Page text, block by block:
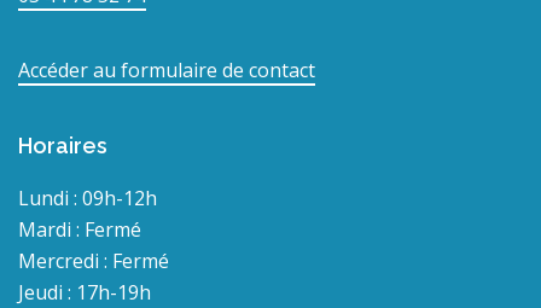
Accéder au formulaire de contact
Horaires
Lundi : 09h-12h
Mardi : Fermé
Mercredi : Fermé
Jeudi : 17h-19h